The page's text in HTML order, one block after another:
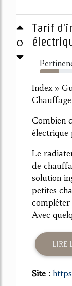
0
Tarif
55%
Index »
Combien
électrique
Le
de
solution
petites
compléter
Avec
LIRE
Site :